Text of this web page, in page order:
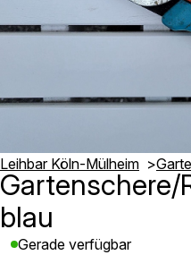
Leihbar Köln-Mülheim
Gartenschere/
blau
Gerade verfügbar